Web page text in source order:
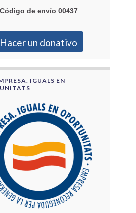
Código de envío 00437
Hacer un donativo
IGUALS EN